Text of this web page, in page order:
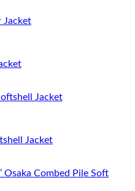
Jacket